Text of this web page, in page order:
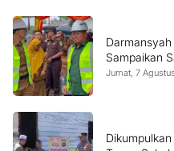
Sampaikan
Jumat, 7